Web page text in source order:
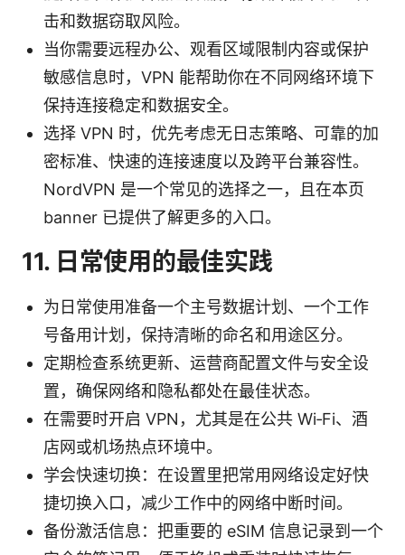
击和数据窃取风险。
当你需要远程办公、观看区域限制内容或保护
敏感信息时，VPN 能帮助你在不同网络环境下
保持连接稳定和数据安全。
选择 VPN 时，优先考虑无日志策略、可靠的加
密标准、快速的连接速度以及跨平台兼容性。
NordVPN 是一个常见的选择之一，且在本页
banner 已提供了解更多的入口。
11. 日常使用的最佳实践
为日常使用准备一个主号数据计划、一个工作
号备用计划，保持清晰的命名和用途区分。
定期检查系统更新、运营商配置文件与安全设
置，确保网络和隐私都处在最佳状态。
在需要时开启 VPN，尤其是在公共 Wi‑Fi、酒
店网或机场热点环境中。
学会快速切换：在设置里把常用网络设定好快
捷切换入口，减少工作中的网络中断时间。
备份激活信息：把重要的 eSIM 信息记录到一个